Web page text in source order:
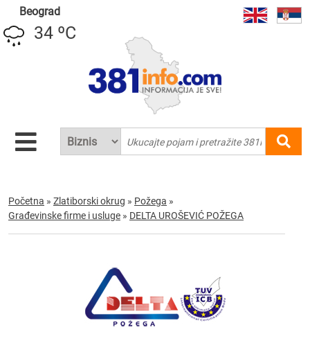
Beograd
34 ºC
Početna » Zlatiborski okrug » Požega »
Građevinske firme i usluge » DELTA UROŠEVIĆ POŽEGA